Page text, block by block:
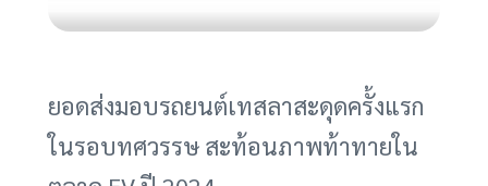
ยอดส่งมอบรถยนต์เทสลาสะดุดครั้งแรก
ในรอบทศวรรษ สะท้อนภาพท้าทายใน